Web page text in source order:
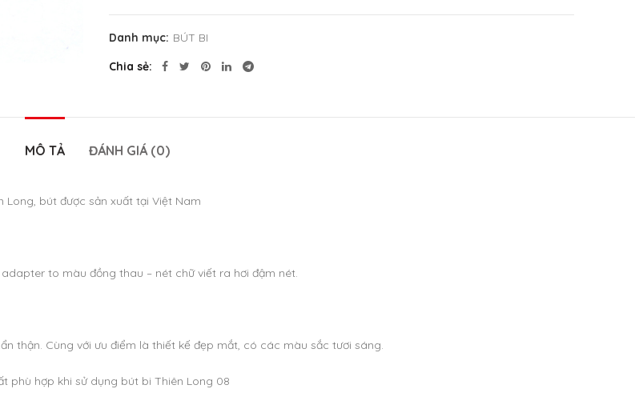
Danh mục: BÚT BI
Chia sẻ
MÔ TẢ ĐÁNH GIÁ (0)
bút được sản xuất tại Việt Nam
to màu đồng thau – nét chữ viết ra hơi đậm nét.
thận. Cùng với ưu điểm là thiết kế đẹp mắt, có các màu sắc tươi sáng.
phù hợp khi sử dụng bút bi Thiên Long 08